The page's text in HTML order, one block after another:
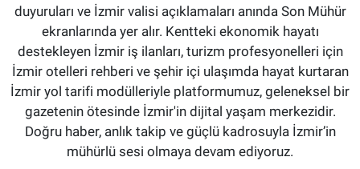
duyuruları ve İzmir valisi açıklamaları anında Son Mühür
ekranlarında yer alır. Kentteki ekonomik hayatı
destekleyen İzmir iş ilanları, turizm profesyonelleri için
İzmir otelleri rehberi ve şehir içi ulaşımda hayat kurtaran
İzmir yol tarifi modülleriyle platformumuz, geleneksel bir
gazetenin ötesinde İzmir'in dijital yaşam merkezidir.
Doğru haber, anlık takip ve güçlü kadrosuyla İzmir’in
mühürlü sesi olmaya devam ediyoruz.